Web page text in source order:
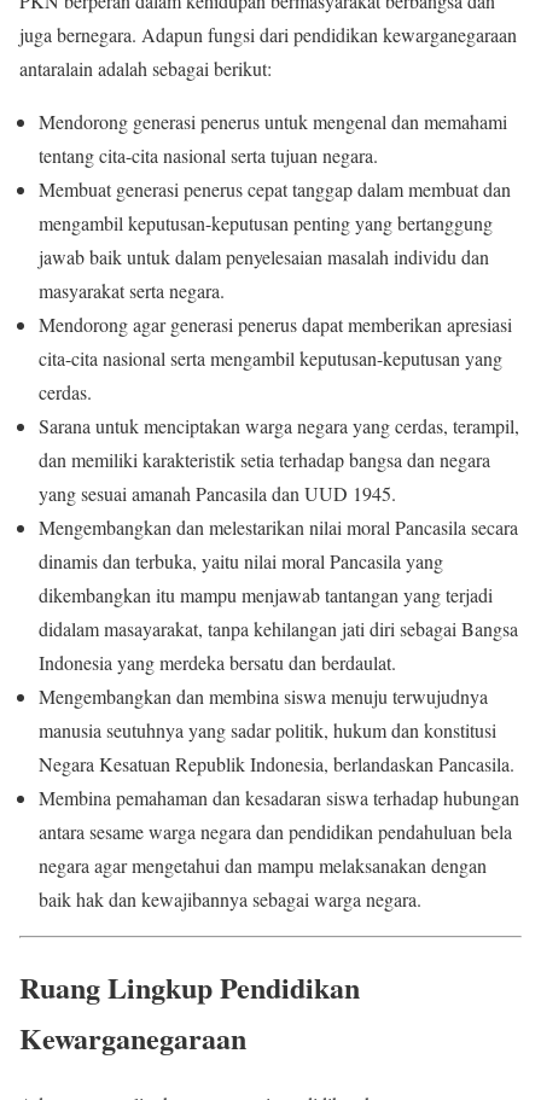
juga bernegara. Adapun fungsi dari pendidikan kewarganegaraan
antaralain adalah sebagai berikut:
Mendorong generasi penerus untuk mengenal dan memahami
tentang cita-cita nasional serta tujuan negara.
Membuat generasi penerus cepat tanggap dalam membuat dan
mengambil keputusan-keputusan penting yang bertanggung
jawab baik untuk dalam penyelesaian masalah individu dan
masyarakat serta negara.
Mendorong agar generasi penerus dapat memberikan apresiasi
cita-cita nasional serta mengambil keputusan-keputusan yang
cerdas.
Sarana untuk menciptakan warga negara yang cerdas, terampil,
dan memiliki karakteristik setia terhadap bangsa dan negara
yang sesuai amanah Pancasila dan UUD 1945.
Mengembangkan dan melestarikan nilai moral Pancasila secara
dinamis dan terbuka, yaitu nilai moral Pancasila yang
dikembangkan itu mampu menjawab tantangan yang terjadi
didalam masayarakat, tanpa kehilangan jati diri sebagai Bangsa
Indonesia yang merdeka bersatu dan berdaulat.
Mengembangkan dan membina siswa menuju terwujudnya
manusia seutuhnya yang sadar politik, hukum dan konstitusi
Negara Kesatuan Republik Indonesia, berlandaskan Pancasila.
Membina pemahaman dan kesadaran siswa terhadap hubungan
antara sesame warga negara dan pendidikan pendahuluan bela
negara agar mengetahui dan mampu melaksanakan dengan
baik hak dan kewajibannya sebagai warga negara.
Ruang Lingkup Pendidikan
Kewarganegaraan